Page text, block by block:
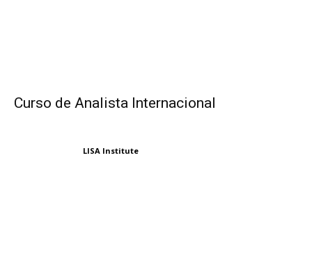
Curso de Analista Internacional
LISA Institute